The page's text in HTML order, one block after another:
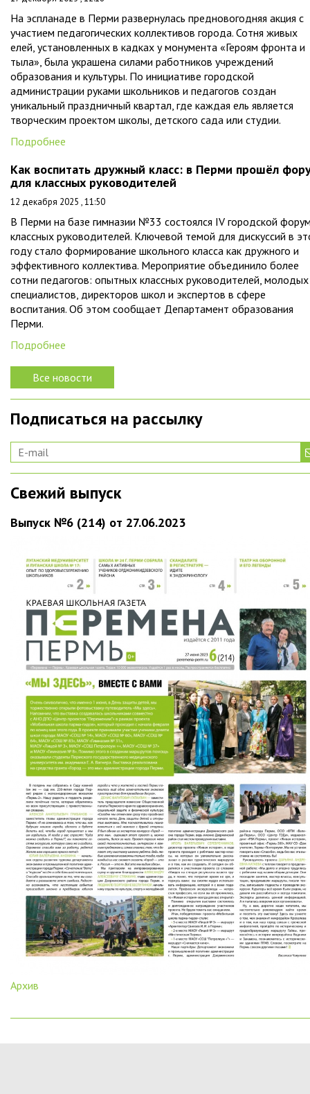
На эспланаде в Перми развернулась предновогодняя акция с
участием педагогических коллективов города. Сотня живых
елей, установленных в кадках у монумента «Героям фронта и
тыла», была украшена силами работников учреждений
образования и культуры. По инициативе городской
администрации руками школьников и педагогов создан
уникальный праздничный квартал, где каждая ель является
творческим проектом школы, детского сада или студии.
Подробнее
Как воспитать дружный класс: в Перми прошёл
для классных руководителей
12 декабря 2025 , 11:50
В Перми на базе гимназии №33 состоялся IV городской
классных руководителей. Ключевой темой для дискуссий в
году стало формирование школьного класса как дружного и
эффективного коллектива. Мероприятие объединило более
сотни педагогов: опытных классных руководителей, молодых
специалистов, директоров школ и экспертов в сфере
воспитания. Об этом сообщает Департамент образования
Перми.
Подробнее
Все новости
Подписаться на рассылку
Свежий выпуск
Выпуск №6 (214) от 27.06.2023
Архив